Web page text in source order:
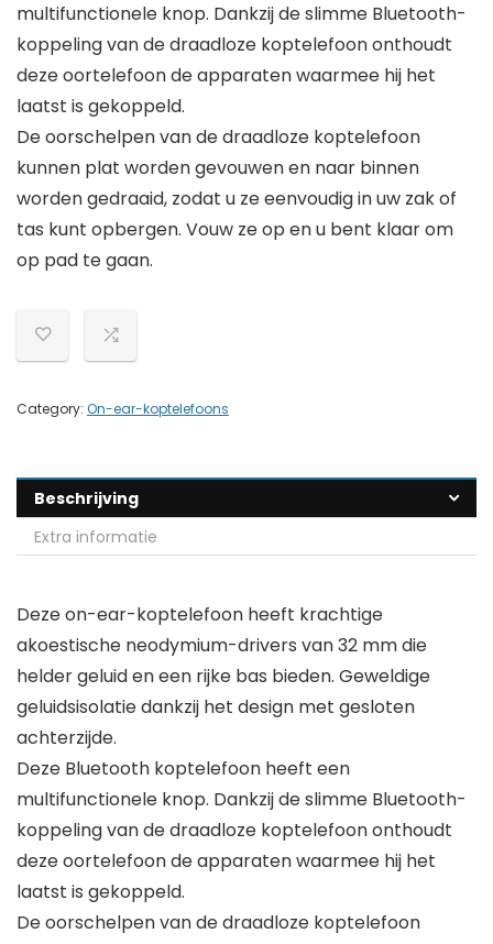
multifunctionele knop. Dankzij de slimme Bluetooth-
koppeling van de draadloze koptelefoon onthoudt
deze oortelefoon de apparaten waarmee hij het
laatst is gekoppeld.
De oorschelpen van de draadloze koptelefoon
kunnen plat worden gevouwen en naar binnen
worden gedraaid, zodat u ze eenvoudig in uw zak of
tas kunt opbergen. Vouw ze op en u bent klaar om
op pad te gaan.
Category: On-ear-koptelefoons
Beschrijving
Extra informatie
Deze on-ear-koptelefoon heeft krachtige
akoestische neodymium-drivers van 32 mm die
helder geluid en een rijke bas bieden. Geweldige
geluidsisolatie dankzij het design met gesloten
achterzijde.
Deze Bluetooth koptelefoon heeft een
multifunctionele knop. Dankzij de slimme Bluetooth-
koppeling van de draadloze koptelefoon onthoudt
deze oortelefoon de apparaten waarmee hij het
laatst is gekoppeld.
De oorschelpen van de draadloze koptelefoon